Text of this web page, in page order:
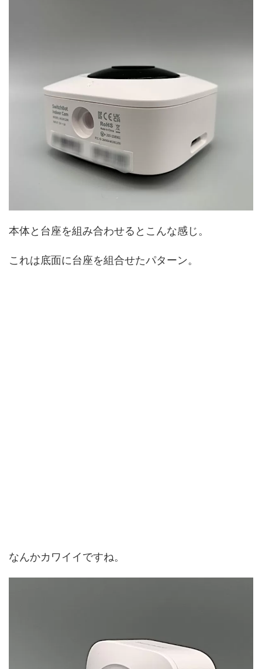
本体と台座を組み合わせるとこんな感じ。
これは底面に台座を組合せたパターン。
なんかカワイイですね。